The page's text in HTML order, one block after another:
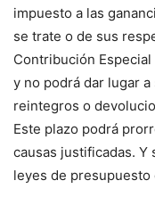
impuesto a las
se trate o de sus
Contribución
y no podrá dar lugar
reintegros o
Este plazo podrá
causas justificadas. Y
leyes de presupuesto